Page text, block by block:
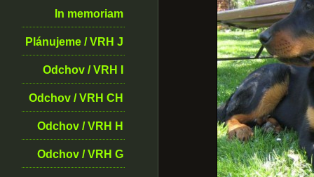
In memoriam
Plánujeme / VRH J
Odchov / VRH I
Odchov / VRH CH
Odchov / VRH H
Odchov / VRH G